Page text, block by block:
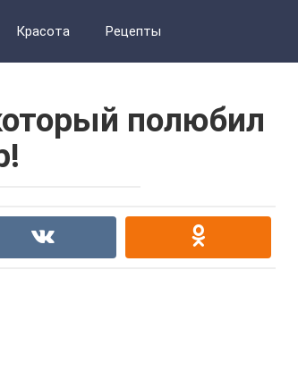
Красота Рецепты
полюбил